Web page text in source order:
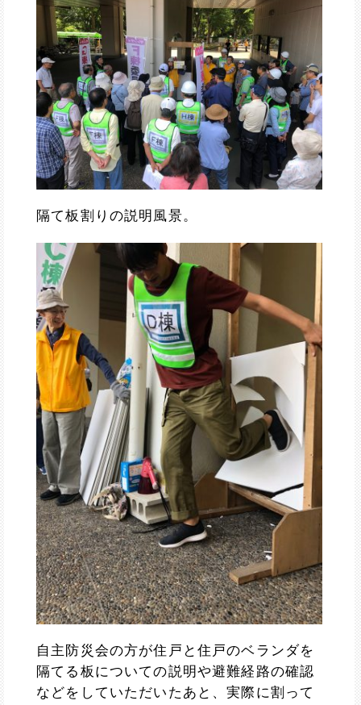
隔て板割りの説明風景。
自主防災会の方が住戸と住戸のベランダを
隔てる板についての説明や避難経路の確認
などをしていただいたあと、実際に割って